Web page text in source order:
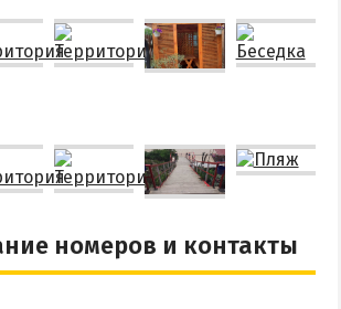
номеров и контакты